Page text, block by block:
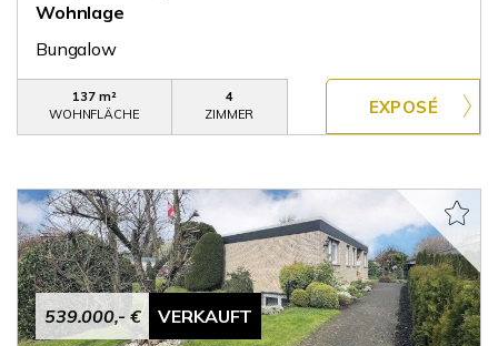
Wohnlage
Bungalow
137 m²
WOHNFLÄCHE
4
ZIMMER
539.000,- € VERKAUFT